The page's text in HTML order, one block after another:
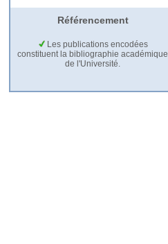
Référencement
Les publications encodées
constituent la bibliographie académique
de l'Université.